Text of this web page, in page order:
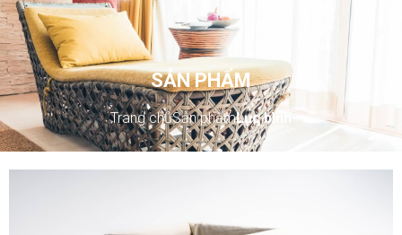
SẢN PHẨM
Trang chủSản phẩmLục bình